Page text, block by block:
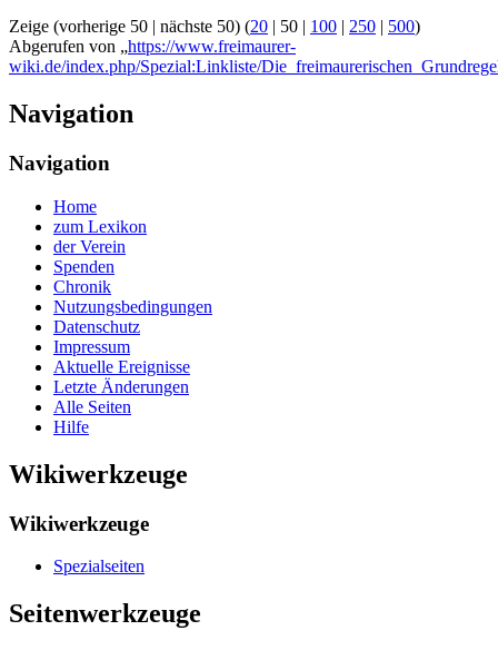
Zeige (vorherige 50 | nächste 50) (20 | 50 | 100 | 250 | 500)
Abgerufen von „https://www.freimaurer-
wiki.de/index.php/Spezial:Linkliste/
Navigation
Navigation
Home
zum Lexikon
der Verein
Spenden
Chronik
Nutzungsbedingungen
Datenschutz
Impressum
Aktuelle Ereignisse
Letzte Änderungen
Alle Seiten
Hilfe
Wikiwerkzeuge
Wikiwerkzeuge
Spezialseiten
Seitenwerkzeuge